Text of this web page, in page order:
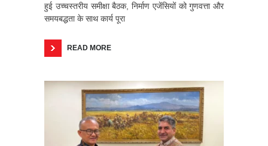
हुई उच्चस्तरीय समीक्षा बैठक, निर्माण एजेंसियों को गुणवत्ता और
समयबद्धता के साथ कार्य पूरा
READ MORE